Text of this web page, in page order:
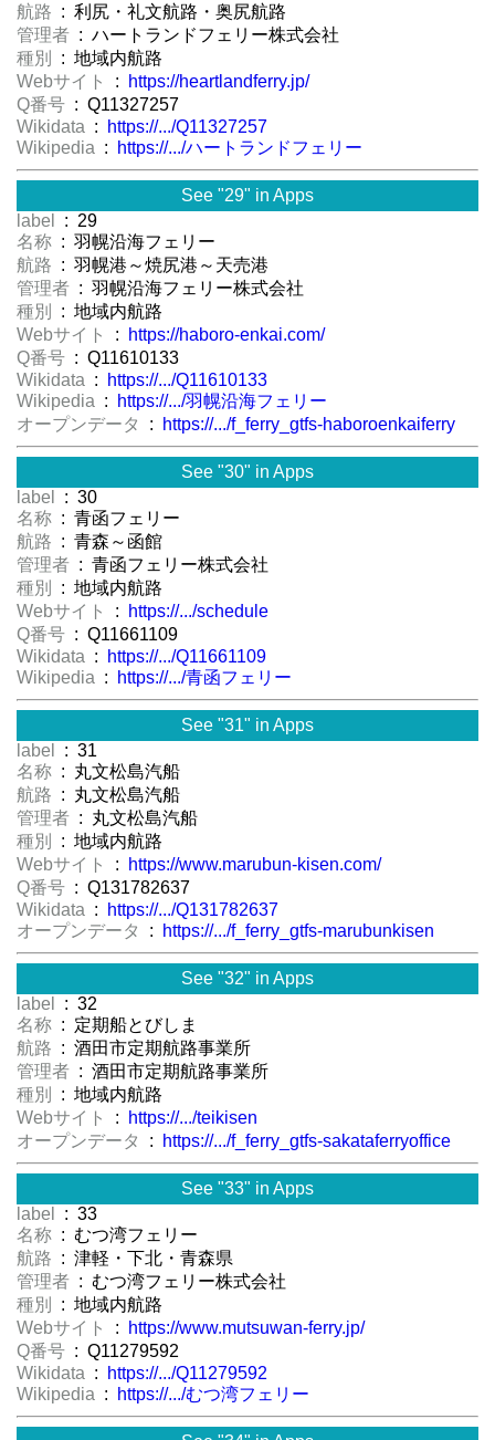
航路 : 利尻・礼文航路・奥尻航路
管理者 : ハートランドフェリー株式会社
種別
: 地域内航路
Webサイト
:
https://heartlandferry.jp/
Q番号 : Q11327257
Wikidata :
https://.../Q11327257
Wikipedia : https://.../ハートランドフェリー
See "29" in Apps
label
: 29
名称 : 羽幌沿海フェリー
航路 : 羽幌港～焼尻港～天売港
管理者 : 羽幌沿海フェリー株式会社
種別
: 地域内航路
Webサイト
:
https://haboro-enkai.com/
Q番号 : Q11610133
Wikidata :
https://.../Q11610133
Wikipedia :
https://.../羽幌沿海フェリー
オープンデータ
: https://.../f_ferry_gtfs-haboroenkaiferry
See "30" in Apps
label
: 30
名称 : 青函フェリー
航路 : 青森～函館
管理者 : 青函フェリー株式会社
種別
: 地域内航路
Webサイト
:
https://.../schedule
Q番号 : Q11661109
Wikidata :
https://.../Q11661109
Wikipedia : https://.../青函フェリー
See "31" in Apps
label
: 31
名称 : 丸文松島汽船
航路 : 丸文松島汽船
管理者 : 丸文松島汽船
種別
: 地域内航路
Webサイト
:
https://www.marubun-kisen.com/
Q番号 : Q131782637
Wikidata :
https://.../Q131782637
オープンデータ
: https://.../f_ferry_gtfs-marubunkisen
See "32" in Apps
label
: 32
名称 : 定期船とびしま
航路 : 酒田市定期航路事業所
管理者 : 酒田市定期航路事業所
種別
: 地域内航路
Webサイト
:
https://.../teikisen
オープンデータ
: https://.../f_ferry_gtfs-sakataferryoffice
See "33" in Apps
label
: 33
名称 : むつ湾フェリー
航路 : 津軽・下北・青森県
管理者 : むつ湾フェリー株式会社
種別
: 地域内航路
Webサイト
:
https://www.mutsuwan-ferry.jp/
Q番号 : Q11279592
Wikidata :
https://.../Q11279592
Wikipedia : https://.../むつ湾フェリー